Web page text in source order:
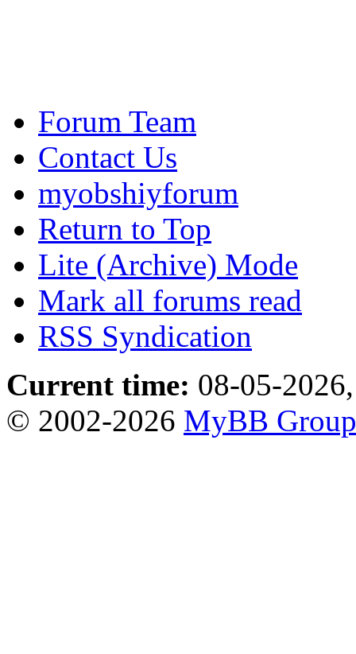
Forum Team
Contact Us
myobshiyforum
Return to Top
Lite (Archive) Mode
Mark all forums read
RSS Syndication
Current time: 08-05-
© 2002-2026 MyBB Group